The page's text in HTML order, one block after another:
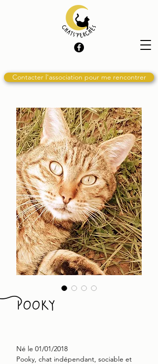
Contacter l'association pour me rencontrer
Pooky
Né le 01/01/2018
Pooky, chat indépendant, sociable et